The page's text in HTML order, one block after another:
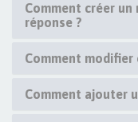
Comment créer
réponse ?
Comment modifier
Comment ajouter